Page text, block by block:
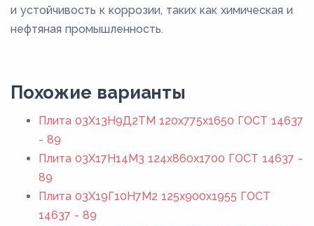
и устойчивость к коррозии, таких как химическая и
нефтяная промышленность.
Похожие варианты
Плита 03Х13Н9Д2ТМ 120x775x1650 ГОСТ 14637
- 89
Плита 03Х17Н14М3 124x860x1700 ГОСТ 14637 -
89
Плита 03Х19Г10Н7М2 125x900x1955 ГОСТ
14637 - 89